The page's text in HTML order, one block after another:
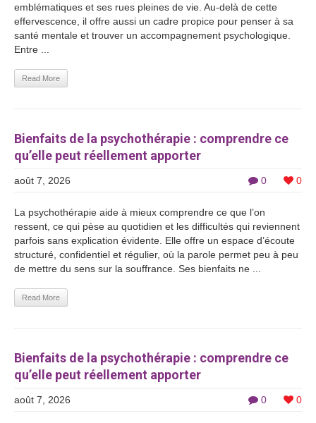
emblématiques et ses rues pleines de vie. Au-delà de cette
effervescence, il offre aussi un cadre propice pour penser à sa
santé mentale et trouver un accompagnement psychologique.
Entre ...
Read More
Bienfaits de la psychothérapie : comprendre ce
qu’elle peut réellement apporter
0 0
août 7, 2026
La psychothérapie aide à mieux comprendre ce que l’on
ressent, ce qui pèse au quotidien et les difficultés qui reviennent
parfois sans explication évidente. Elle offre un espace d’écoute
structuré, confidentiel et régulier, où la parole permet peu à peu
de mettre du sens sur la souffrance. Ses bienfaits ne ...
Read More
Bienfaits de la psychothérapie : comprendre ce
qu’elle peut réellement apporter
0 0
août 7, 2026